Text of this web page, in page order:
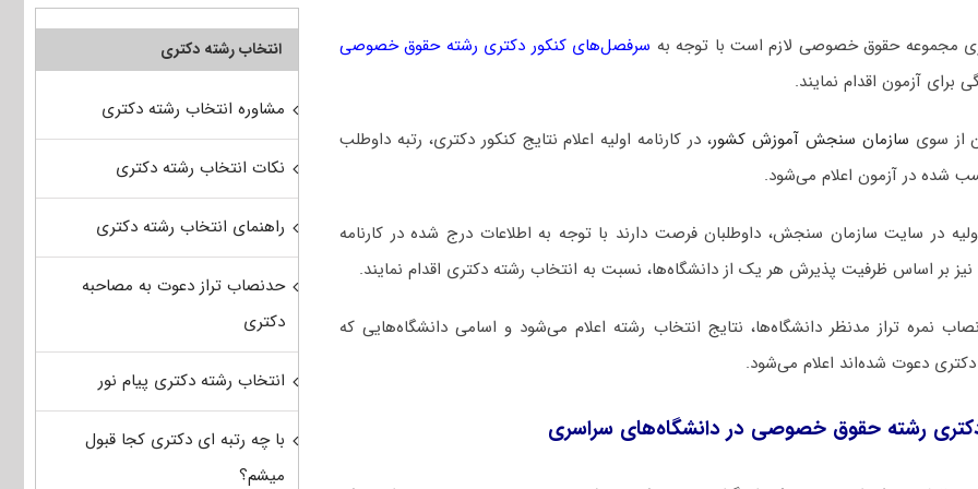
مجموعه ﺣﻘﻮق ﺧﺼﻮصی لازم است با توجه به سرفصل‌های کنکور دکتری رشته ﺣﻘﻮق ﺧﺼﻮصی
آزمون اقدام نمایند.
از سوی سازمان سنجش آموزش کشور، در کارنامه اولیه اعلام نتایج کنکور دکتری، رتبه داوطلب
شده در آزمون اعلام می‌شود.
در سایت سازمان سنجش، داوطلبان فرصت دارند با توجه به اطلاعات درج شده در کارنامه
نیز بر اساس ظرفیت پذیرش هر یک از دانشگاه‌ها، نسبت به انتخاب رشته دکتری اقدام نمایند.
نمره تراز مدنظر دانشگاه‌ها، نتایج انتخاب رشته اعلام می‌شود و اسامی دانشگاه‌هایی که
دعوت شده‌اند اعلام می‌شود.
رشته ﺣﻘﻮق ﺧﺼﻮصی در دانشگاه‌های سراسری
انتخاب رشته دکتری
مشاوره انتخاب رشته دکتری
نکات انتخاب رشته دکتری
راهنمای انتخاب رشته دکتری
حدنصاب تراز دعوت به مصاحبه
دکتری
انتخاب رشته دکتری پیام نور
با چه رتبه ای دکتری کجا قبول
میشم؟